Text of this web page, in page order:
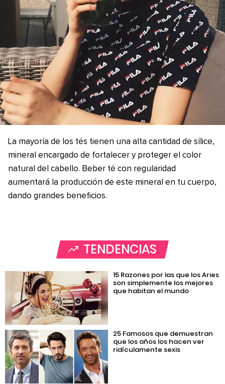
La mayoría de los tés tienen una alta cantidad de sílice,
mineral encargado de fortalecer y proteger el color
natural del cabello. Beber té con regularidad
aumentará la producción de este mineral en tu cuerpo,
dando grandes beneficios.
TENDENCIAS
15 Razones por las que los Aries
son simplemente los mejores
que habitan el mundo
25 Famosos que demuestran
que los años los hacen ver
ridículamente sexis